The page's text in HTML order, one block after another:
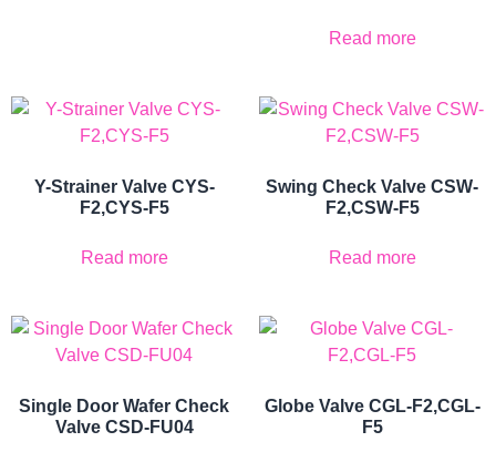
Read more
Y-Strainer Valve CYS-
F2,CYS-F5
Read more
Swing Check Valve CSW-
F2,CSW-F5
Read more
Single Door Wafer Check
Valve CSD-FU04
Globe Valve CGL-F2,CGL-
F5